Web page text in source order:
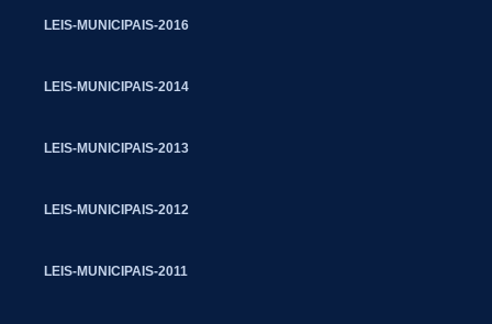
LEIS-MUNICIPAIS-2016
LEIS-MUNICIPAIS-2014
LEIS-MUNICIPAIS-2013
LEIS-MUNICIPAIS-2012
LEIS-MUNICIPAIS-2011